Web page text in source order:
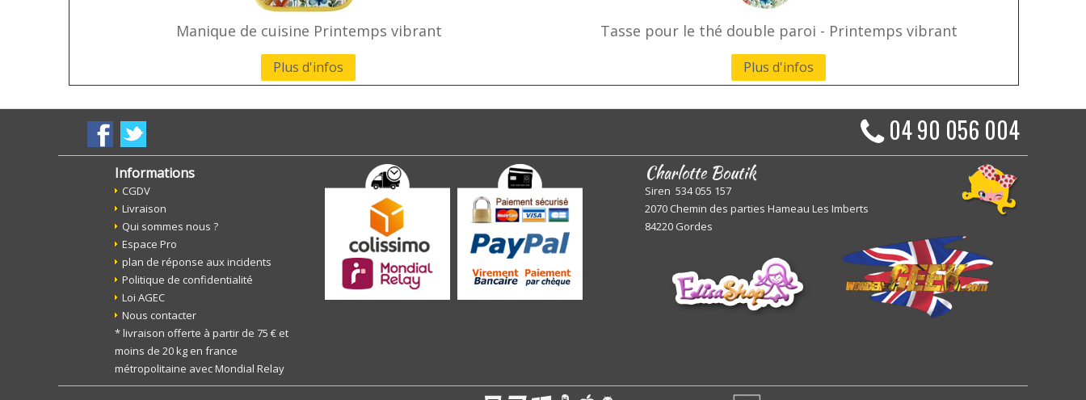
Manique de cuisine Printemps vibrant
Plus d'infos
Tasse pour le thé double paroi - Printemps vibrant
Plus d'infos
04 90 056 004
Informations
CGDV
Livraison
Qui sommes nous ?
Espace Pro
plan de réponse aux incidents
Politique de confidentialité
Loi AGEC
Nous contacter
* livraison offerte à partir de 75 € et
moins de 20 kg en france
métropolitaine avec Mondial Relay
Charlotte Boutik
Siren 534 055 157
2070 Chemin des parties Hameau Les Imberts
84220 Gordes